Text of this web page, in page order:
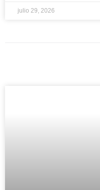
julio 29, 2026